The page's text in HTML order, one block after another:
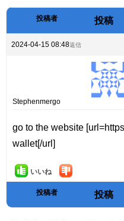
投稿者 投稿
2024-04-15 08:48返信
Stephenmergo
go to the website
wallet[/url]
いいね
投稿者 投稿